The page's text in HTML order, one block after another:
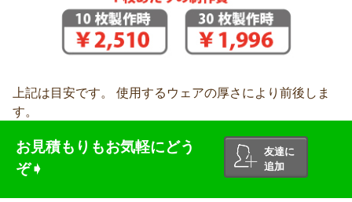
上記は目安です。 使用するウェアの厚さにより前後しま
す。
お見積もりもお気軽にどう
ぞ➧
友達に
追加